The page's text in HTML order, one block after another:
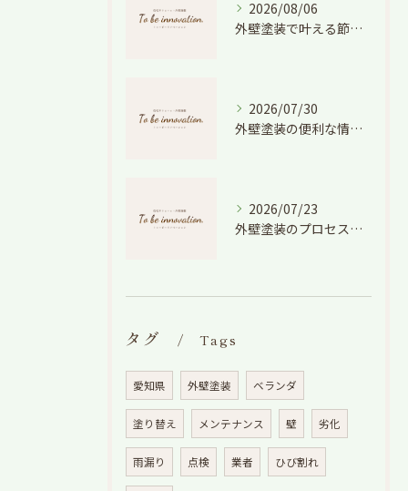
2026/08/06
外壁塗装で叶える節電効果と愛知県の相場や色選びのポイントを徹底解説
2026/07/30
外壁塗装の便利な情報と失敗しない色や費用判断のコツを徹底解説
2026/07/23
外壁塗装のプロセスを愛知県でスムーズに進めるための工程と費用徹底解説
タグ Tags
愛知県 外壁塗装 ベランダ
塗り替え メンテナンス 壁 劣化
雨漏り 点検 業者 ひび割れ